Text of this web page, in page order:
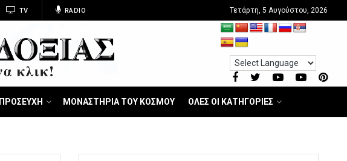
TV RADIO Τετάρτη, 5 Αυγούστου, 2026
ΠΡΟΣΕΥΧΗ ΜΟΝΑΣΤΗΡΙΑ ΤΟΥ ΚΟΣΜΟΥ ΟΛΕΣ ΟΙ ΚΑΤΗΓΟΡΙΕΣ